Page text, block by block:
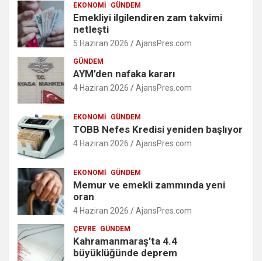
EKONOMI GÜNDEM
Emekliyi ilgilendiren zam takvimi
netleşti
5 Haziran 2026 AjansPres.com
GÜNDEM
AYM’den nafaka kararı
4 Haziran 2026 AjansPres.com
EKONOMI GÜNDEM
TOBB Nefes Kredisi yeniden başlıyor
4 Haziran 2026 AjansPres.com
EKONOMI GÜNDEM
Memur ve emekli zammında yeni
oran
4 Haziran 2026 AjansPres.com
ÇEVRE GÜNDEM
Kahramanmaraş’ta 4.4
büyüklüğünde deprem